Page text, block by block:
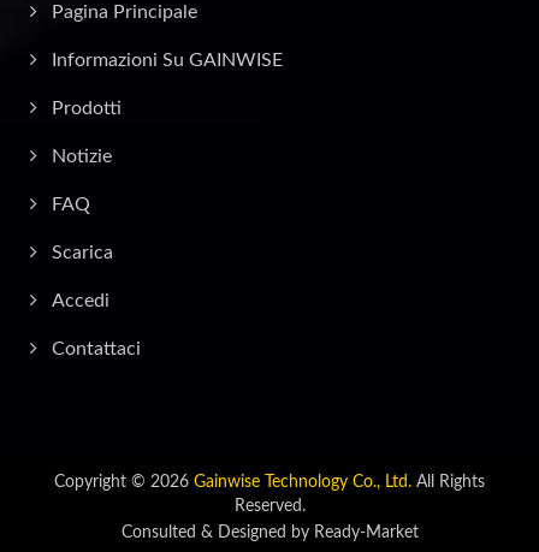
Pagina Principale
Informazioni Su GAINWISE
Prodotti
Notizie
FAQ
Scarica
Accedi
Contattaci
Copyright © 2026 Gainwise Technology Co., Ltd. All Rights
Reserved.
Consulted & Designed by Ready-Market